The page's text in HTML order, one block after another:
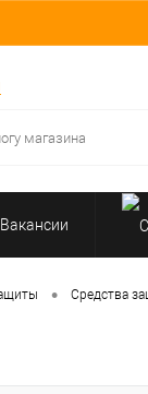
Вакансии
Перчатки,
• Средства